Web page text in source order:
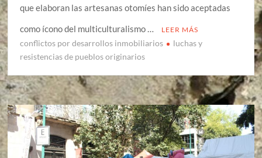
que elaboran las artesanas otomíes han sido aceptadas
como ícono del multiculturalismo …
LEER MÁS
conflictos por desarrollos inmobiliarios
luchas y
resistencias de pueblos originarios